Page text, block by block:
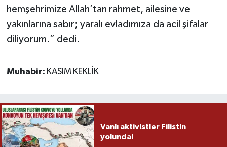
hemşehrimize Allah’tan rahmet, ailesine ve
yakınlarına sabır; yaralı evladımıza da acil şifalar
diliyorum.” dedi.
Muhabir: KASIM KEKLİK
Vanlı aktivistler Filistin
yolunda!